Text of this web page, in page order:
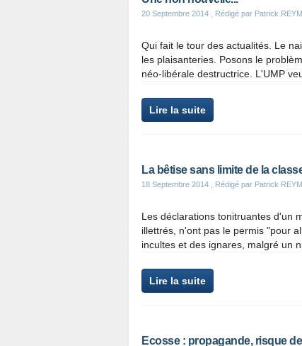
20 Septembre 2014 , Rédigé par Patrick
Qui fait le tour des actualités. Le
les plaisanteries. Posons le
néo-libérale destructrice. L'UMP
Lire la suite
La bêtise sans limite de la
18 Septembre 2014 , Rédigé par Patrick
Les déclarations tonitruantes d'un
illettrés, n'ont pas le permis "pour
incultes et des ignares, malgré un
Lire la suite
Ecosse : propagande, risque